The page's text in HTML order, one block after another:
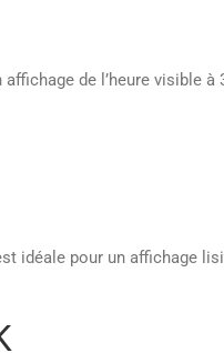
affichage de l’heure visible à
idéale pour un affichage